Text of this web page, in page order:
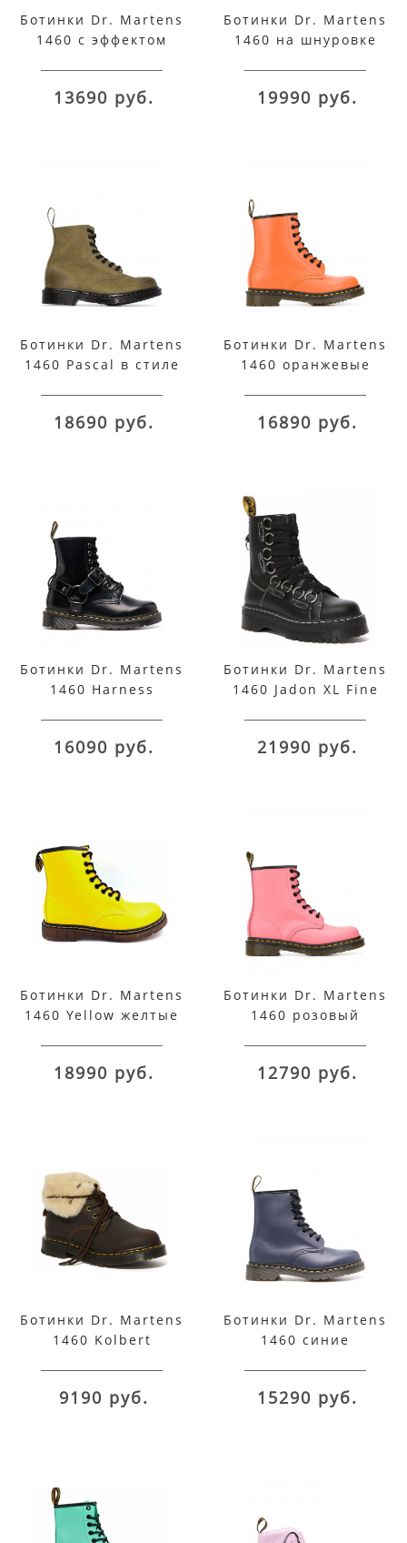
Ботинки Dr. Martens
1460 с эффектом
13690 руб.
Ботинки Dr. Martens
1460 на шнуровке
19990 руб.
Ботинки Dr. Martens
1460 Pascal в стиле
18690 руб.
Ботинки Dr. Martens
1460 оранжевые
16890 руб.
Ботинки Dr. Martens
1460 Harness
16090 руб.
Ботинки Dr. Martens
1460 Jadon XL Fine
21990 руб.
Ботинки Dr. Martens
1460 Yellow желтые
18990 руб.
Ботинки Dr. Martens
1460 розовый
12790 руб.
Ботинки Dr. Martens
1460 Kolbert
9190 руб.
Ботинки Dr. Martens
1460 синие
15290 руб.